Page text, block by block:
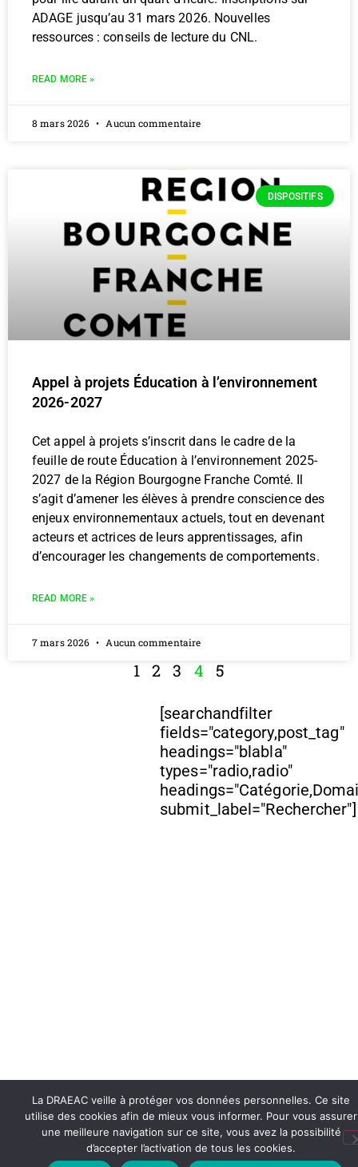
ADAGE jusqu’au 31 mars 2026. Nouvelles
ressources : conseils de lecture du CNL.
READ MORE »
8 mars 2026 Aucun commentaire
DISPOSITIFS
Appel à projets Éducation à l’environnement
2026-2027
Cet appel à projets s’inscrit dans le cadre de la
feuille de route Éducation à l’environnement 2025-
2027 de la Région Bourgogne Franche Comté. Il
s’agit d’amener les élèves à prendre conscience des
enjeux environnementaux actuels, tout en devenant
acteurs et actrices de leurs apprentissages, afin
d’encourager les changements de comportements.
READ MORE »
7 mars 2026 Aucun commentaire
1 2 3 4 5
[searchandfilter
fields="category,post_tag"
headings="blabla"
types="radio,radio"
submit_label="Rechercher"]
La DRAEAC veille à protéger vos données personnelles. Ce site
utilise des cookies afin de mieux vous informer. Pour vous assurer
une meilleure navigation sur ce site, vous avez la possibilité
d’accepter l’activation de tous les cookies.